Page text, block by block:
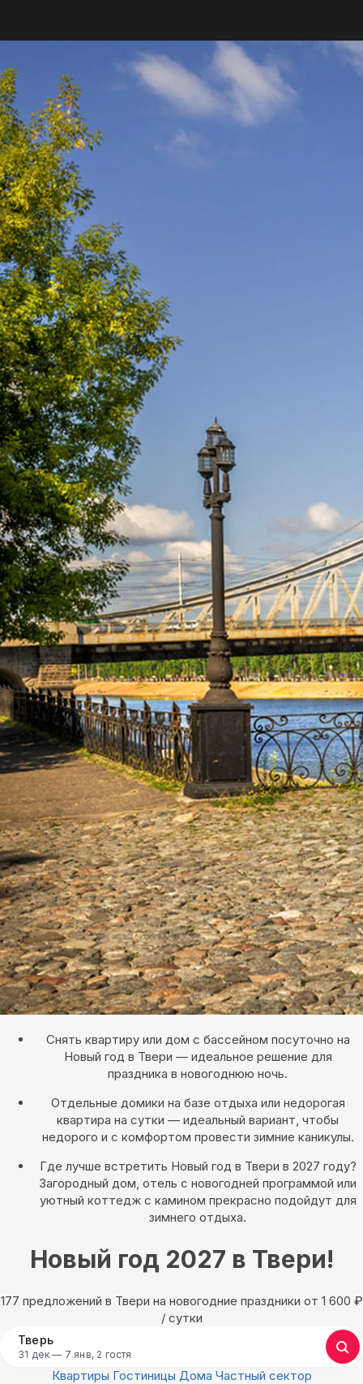
Снять квартиру или дом с бассейном посуточно на
Новый год в Твери — идеальное решение для
праздника в новогоднюю ночь.
Отдельные домики на базе отдыха или недорогая
квартира на сутки — идеальный вариант, чтобы
недорого и с комфортом провести зимние каникулы.
Где лучше встретить Новый год в Твери в 2027 году?
Загородный дом, отель с новогодней программой или
уютный коттедж с камином прекрасно подойдут для
зимнего отдыха.
Новый год 2027 в Твери!
177 предложений в Твери на новогодние праздники oт 1 600 ₽
/ сутки
Тверь
31 дек — 7 янв, 2 гостя
Квартиры Гостиницы Дома Частный сектор